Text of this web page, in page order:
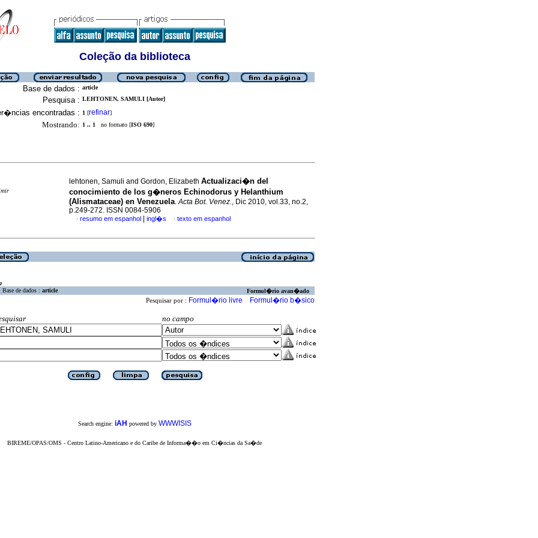
Coleção da biblioteca
Base de dados : article
Pesquisa : LEHTONEN, SAMULI [Autor]
encontradas : 1 [refinar]
Mostrando: 1 .. 1 no formato [ISO 690]
lehtonen, Samuli and Gordon, Elizabeth Actualizaci�n del
conocimiento de los g�neros Echinodorus y Helanthium
(Alismataceae) en Venezuela.Acta Bot. Venez., Dic 2010, vol.33, no.2,
p.249-272. ISSN 0084-5906
· resumo em espanhol ingl�s · texto em espanhol
Base de dados : article Formul�rio avan�ado
Pesquisar por : Formul�rio livre Formul�rio b�sico
no campo
Search engine: iAH powered by WWWISIS
BIREME/OPAS/OMS - Centro Latino-Americano e do Caribe de Informa��o em Ci�ncias da Sa�de